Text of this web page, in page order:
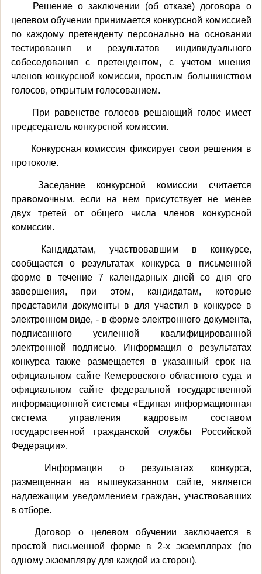
Решение о заключении (об отказе) договора о
целевом обучении принимается конкурсной комиссией
по каждому претенденту персонально на основании
тестирования и результатов индивидуального
собеседования с претендентом, с учетом мнения
членов конкурсной комиссии, простым большинством
голосов, открытым голосованием.
При равенстве голосов решающий голос имеет
председатель конкурсной комиссии.
Конкурсная комиссия фиксирует свои решения в
протоколе.
Заседание конкурсной комиссии считается
правомочным, если на нем присутствует не менее
двух третей от общего числа членов конкурсной
комиссии.
Кандидатам, участвовавшим в конкурсе,
сообщается о результатах конкурса в письменной
форме в течение 7 календарных дней со дня его
завершения, при этом, кандидатам, которые
представили документы в для участия в конкурсе в
электронном виде, - в форме электронного документа,
подписанного усиленной квалифицированной
электронной подписью. Информация о результатах
конкурса также размещается в указанный срок на
официальном сайте Кемеровского областного суда и
официальном сайте федеральной государственной
информационной системы «Единая информационная
система управления кадровым составом
государственной гражданской службы Российской
Федерации».
Информация о результатах конкурса,
размещенная на вышеуказанном сайте, является
надлежащим уведомлением граждан, участвовавших
в отборе.
Договор о целевом обучении заключается в
простой письменной форме в 2-х экземплярах (по
одному экземпляру для каждой из сторон).